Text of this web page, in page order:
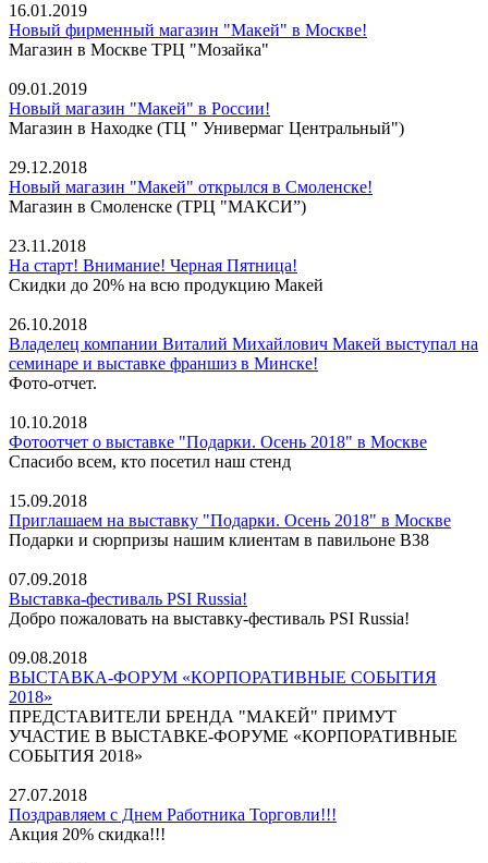
16.01.2019
Новый фирменный магазин "Макей" в Москве!
Магазин в Москве ТРЦ "Мозайка"
09.01.2019
Новый магазин "Макей" в России!
Магазин в Находке (ТЦ " Универмаг Центральный")
29.12.2018
Новый магазин "Макей" открылся в Смоленске!
Магазин в Смоленске (ТРЦ "МАКСИ”)
23.11.2018
На старт! Внимание! Черная Пятница!
Скидки до 20% на всю продукцию Макей
26.10.2018
Владелец компании Виталий Михайлович Макей выступал на
семинаре и выставке франшиз в Минске!
Фото-отчет.
10.10.2018
Фотоотчет о выставке "Подарки. Осень 2018" в Москве
Спасибо всем, кто посетил наш стенд
15.09.2018
Приглашаем на выставку "Подарки. Осень 2018" в Москве
Подарки и сюрпризы нашим клиентам в павильоне В38
07.09.2018
Выставка-фестиваль PSI Russia!
Добро пожаловать на выставку-фестиваль PSI Russia!
09.08.2018
ВЫСТАВКА-ФОРУМ «КОРПОРАТИВНЫЕ СОБЫТИЯ
2018»
ПРЕДСТАВИТЕЛИ БРЕНДА "МАКЕЙ" ПРИМУТ
УЧАСТИЕ В ВЫСТАВКЕ-ФОРУМЕ «КОРПОРАТИВНЫЕ
СОБЫТИЯ 2018»
27.07.2018
Поздравляем с Днем Работника Торговли!!!
Акция 20% скидка!!!